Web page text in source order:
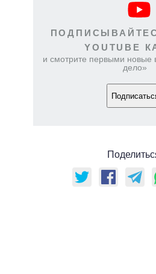
YOUTUBE
и смотрите первыми новые
дело»